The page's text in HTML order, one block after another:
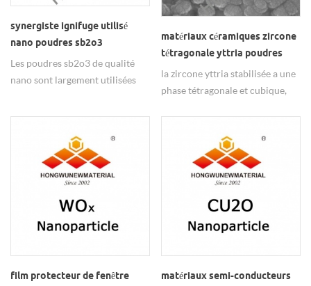
synergiste ignifuge utilisé
nano poudres sb2o3
Les poudres sb2o3 de qualité
nano sont largement utilisées
matériaux céramiques zircone
tétragonale yttria poudres
stabilisées
la zircone yttria stabilisée a une
phase tétragonale et cubique,
film protecteur de fenêtre
matériaux semi-conducteurs